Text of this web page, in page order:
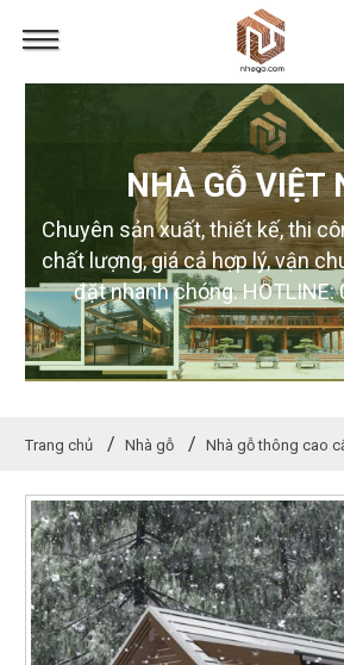
NHÀ GỖ VIỆT
Chuyên sản xuất, thiết kế, thi
chất lượng, giá cả hợp lý, vận
đặt nhanh chóng.
Trang chủ Nhà gỗ Nhà gỗ thông cao